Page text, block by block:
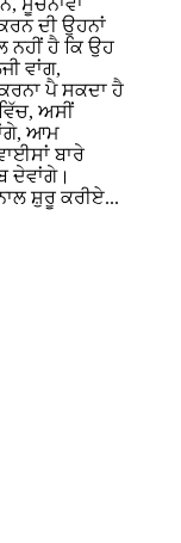
ਦੀ ਉਹਨਾਂ
ਨਹੀਂ ਹੈ ਕਿ ਉਹ
ਵਾਂਗ,
ਪੈ ਸਕਦਾ ਹੈ
ਅਸੀਂ
ਆਮ
ਬਾਰੇ
ਦੇਵਾਂਗੇ।
ਸ਼ੁਰੂ ਕਰੀਏ...